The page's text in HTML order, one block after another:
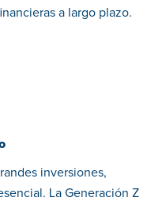
a largo plazo.
inversiones,
La Generación Z